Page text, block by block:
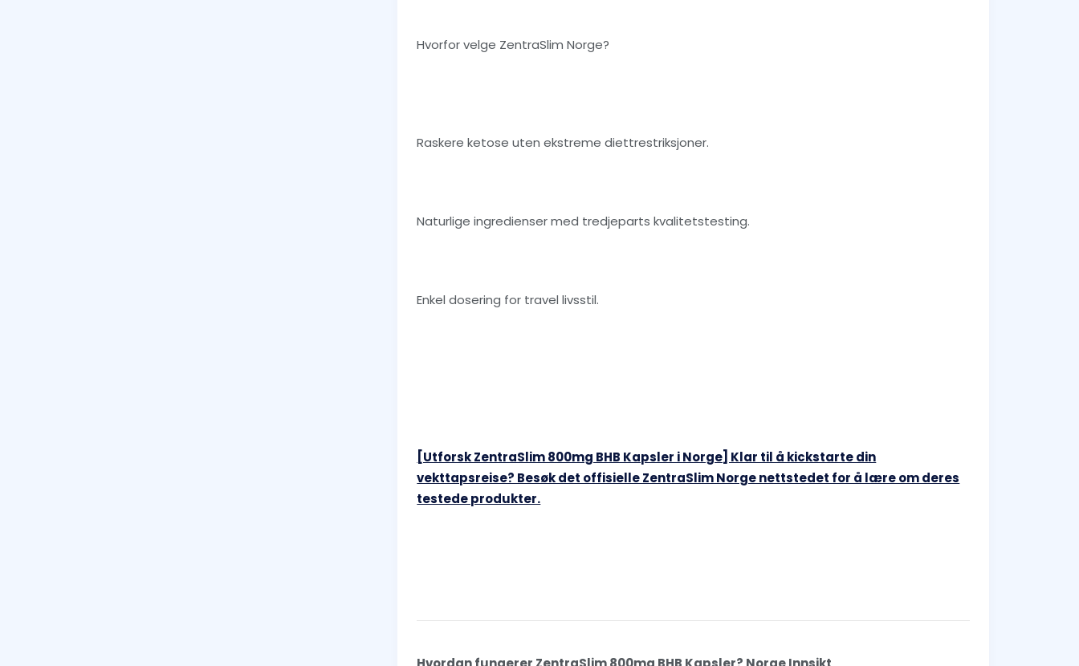
Hvorfor velge ZentraSlim Norge?
Raskere ketose uten ekstreme diettrestriksjoner.
Naturlige ingredienser med tredjeparts kvalitetstesting.
Enkel dosering for travel livsstil.
[Utforsk ZentraSlim 800mg BHB Kapsler i Norge] Klar til å kickstarte din
vekttapsreise? Besøk det offisielle ZentraSlim Norge nettstedet for å lære om deres
testede produkter.